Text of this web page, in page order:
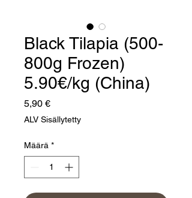
Black Tilapia (500-
800g Frozen)
5.90€/kg (China)
5,90 €Hinta
ALV Sisällytetty
Määrä *